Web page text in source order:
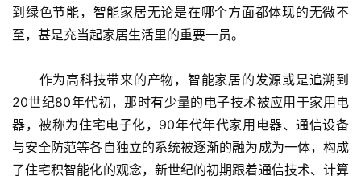
到绿色节能，智能家居无论是在哪个方面都体现的无微不
至，甚是充当起家居生活里的重要一员。
作为高科技带来的产物，智能家居的发源或是追溯到
20世纪80年代初，那时有少量的电子技术被应用于家用电
器，被称为住宅电子化，90年代年代家用电器、通信设备
与安全防范等各自独立的系统被逐渐的融为成为一体，构成
了住宅积智能化的观念，新世纪的初期跟着通信技术、计算